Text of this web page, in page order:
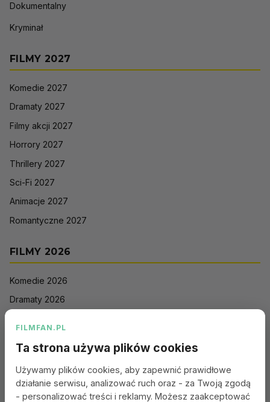
Dokumentalny
Kryminał
FILMY 2027
Komedie 2027
Dramaty 2027
Filmy akcji 2027
Horrory 2027
Thrillery 2027
Sci-Fi 2027
Animacje 2027
Romantyczne 2027
FILMY 2026
Komedie 2026
Dramaty 2026
Sci-Fi 2026
Animacje 2026
FILMFAN.PL
Ta strona używa plików cookies
Używamy plików cookies, aby zapewnić prawidłowe
działanie serwisu, analizować ruch oraz - za Twoją zgodą
- personalizować treści i reklamy. Możesz zaakceptować